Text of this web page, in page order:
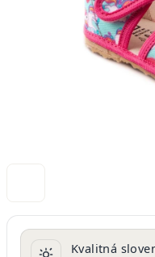
Kvalitná